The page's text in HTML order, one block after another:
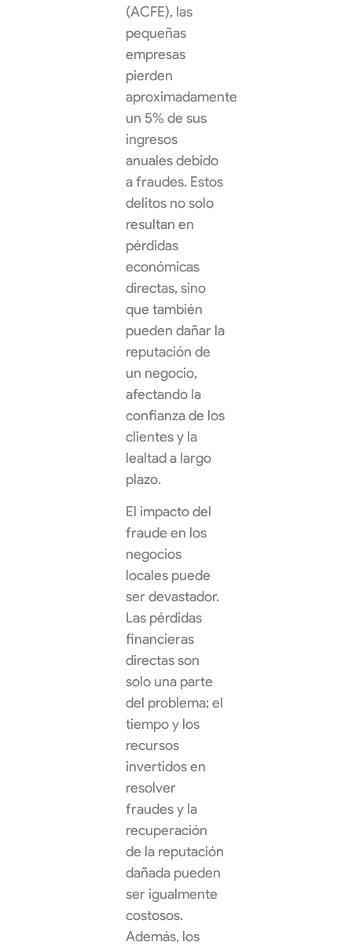
(ACFE), las
pequeñas
empresas
pierden
aproximadamente
un 5% de sus
ingresos
anuales debido
a fraudes. Estos
delitos no solo
resultan en
pérdidas
económicas
directas, sino
que también
pueden dañar la
reputación de
un negocio,
afectando la
confianza de los
clientes y la
lealtad a largo
plazo.
El impacto del
fraude en los
negocios
locales puede
ser devastador.
Las pérdidas
financieras
directas son
solo una parte
del problema; el
tiempo y los
recursos
invertidos en
resolver
fraudes y la
recuperación
de la reputación
dañada pueden
ser igualmente
costosos.
Además, los